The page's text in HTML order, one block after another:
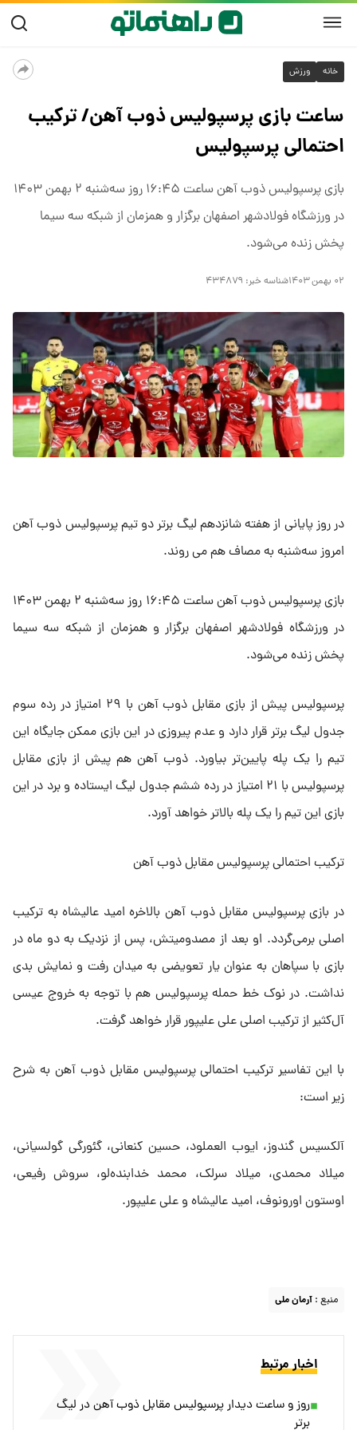
خانه ورزش
ساعت بازی پرسپولیس ذوب آهن/ ترکیب
احتمالی پرسپولیس
​بازی پرسپولیس ذوب آهن ساعت ۱۶:۴۵ روز سه‌شنبه ۲ بهمن ۱۴۰۳
در ورزشگاه فولادشهر اصفهان برگزار و همزمان از شبکه سه سیما
پخش زنده می‌‌شود.
۰۲ بهمن ۱۴۰۳ شناسه خبر: ۴۳۴۸۷۹
در روز پایانی از هفته شانزدهم لیگ برتر دو تیم پرسپولیس ذوب آهن
امروز سه‌شنبه به مصاف هم می روند.
بازی پرسپولیس ذوب آهن ساعت ۱۶:۴۵ روز سه‌شنبه ۲ بهمن ۱۴۰۳
در ورزشگاه فولادشهر اصفهان برگزار و همزمان از شبکه سه سیما
پخش زنده می‌‌شود.
پرسپولیس پیش از بازی مقابل ذوب آهن با ۲۹ امتیاز در رده سوم
جدول لیگ برتر قرار دارد و عدم پیروزی در این بازی ممکن جایگاه این
تیم را یک پله پایین‌تر بیاورد. ذوب آهن هم پیش از بازی مقابل
پرسپولیس با ۲۱ امتیاز در رده ششم جدول لیگ ایستاده و برد در این
بازی این تیم را یک پله بالاتر خواهد آورد.
ترکیب احتمالی پرسپولیس مقابل ذوب آهن
در بازی پرسپولیس مقابل ذوب آهن بالاخره امید عالیشاه به ترکیب
اصلی برمی‌گردد. او بعد از مصدومیتش، پس از نزدیک به دو ماه در
بازی با سپاهان به عنوان یار تعویضی به میدان رفت و نمایش بدی
نداشت. در نوک خط حمله پرسپولیس هم با توجه به خروج عیسی
آل‌کثیر از ترکیب اصلی علی علیپور قرار خواهد گرفت.
با این تفاسیر ترکیب احتمالی پرسپولیس مقابل ذوب آهن به شرح
زیر است:
آلکسیس گندوز، ایوب العملود، حسین کنعانی، گئورگی گولسیانی،
میلاد محمدی، میلاد سرلک، محمد خدابنده‌لو، سروش رفیعی،
اوستون اورونوف، امید عالیشاه و علی علیپور.
منبع : آرمان ملی
اخبار مرتبط
روز و ساعت دیدار پرسپولیس مقابل ذوب آهن در لیگ
برتر